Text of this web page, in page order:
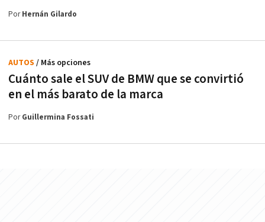
PorHernán Gilardo
Cuánto sale el SUV de BMW que se convirtió
en el más barato de la marca
AUTOS / Más opciones
PorGuillermina Fossati